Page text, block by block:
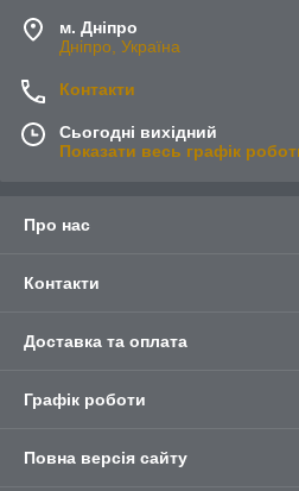
м. Дніпро
Дніпро, Україна
Контакти
Сьогодні вихідний
Показати весь графік
Про нас
Контакти
Доставка та оплата
Графік роботи
Повна версія сайту